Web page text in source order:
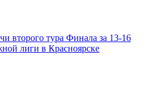
второго тура Финала за 13-16
лиги в Красноярске